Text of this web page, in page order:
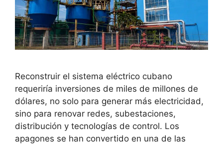
Reconstruir el sistema eléctrico cubano
requeriría inversiones de miles de millones de
dólares, no solo para generar más electricidad,
sino para renovar redes, subestaciones,
distribución y tecnologías de control. Los
apagones se han convertido en una de las